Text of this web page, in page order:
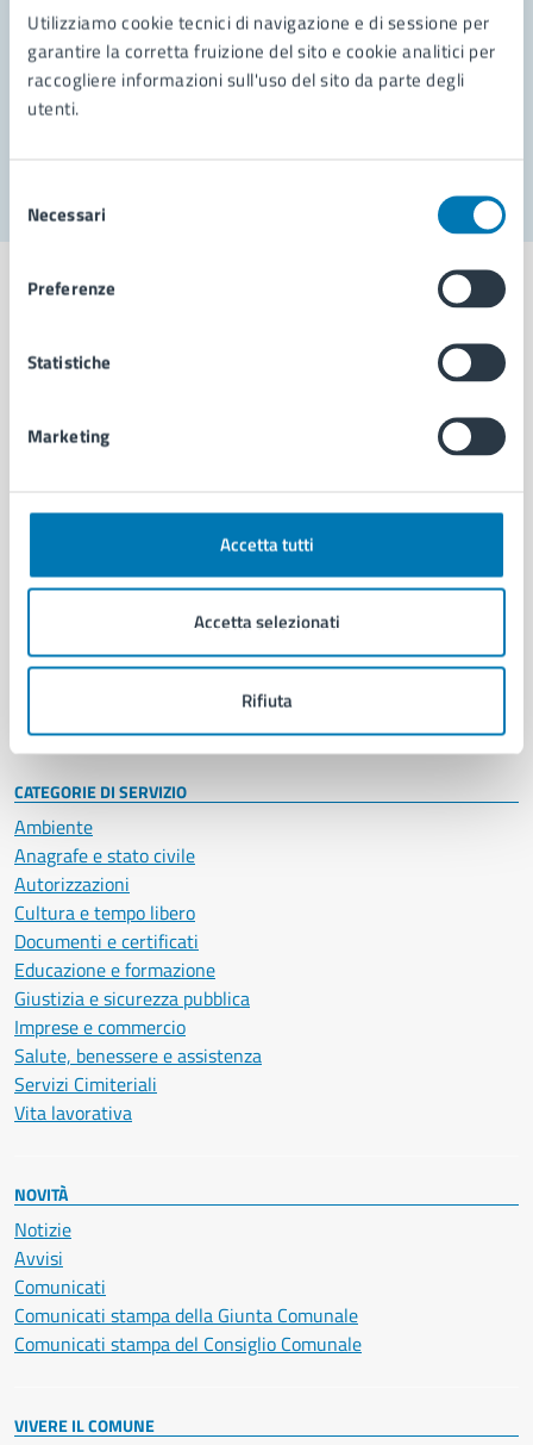
Utilizziamo cookie tecnici di navigazione e di sessione per
garantire la corretta fruizione del sito e cookie analitici per
raccogliere informazioni sull'uso del sito da parte degli
utenti.
delNecessari
Preferenze
Statistiche
Marketing
Accetta tutti
Accetta selezionati
Rifiuta
Prenota appuntamento
Problemi in città
Comune di Napoli
AMMINISTRAZIONE
Organi di governo
Enti e fondazioni
Personale amministrativo
Intranet, posta aziendale e protocollo
CATEGORIE DI SERVIZIO
Ambiente
Anagrafe e stato civile
Autorizzazioni
Cultura e tempo libero
Documenti e certificati
Educazione e formazione
Giustizia e sicurezza pubblica
Imprese e commercio
Salute, benessere e assistenza
Servizi Cimiteriali
Vita lavorativa
NOVITÀ
Notizie
Avvisi
Comunicati
Comunicati stampa della Giunta Comunale
Comunicati stampa del Consiglio Comunale
VIVERE IL COMUNE